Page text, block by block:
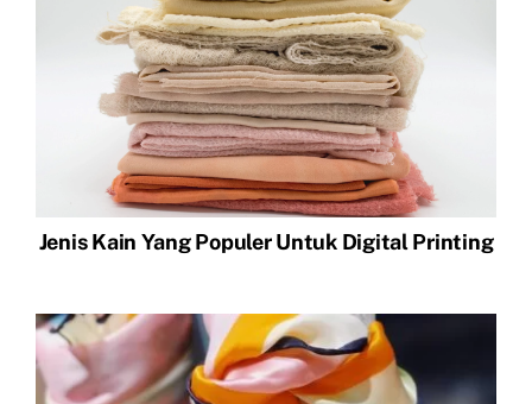
Jenis Kain Yang Populer Untuk Digital Printing